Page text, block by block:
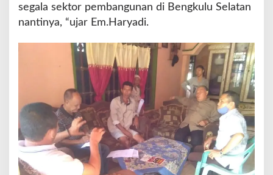
r
i
segala sektor pembangunan di Bengkulu Selatan
nantinya, “ujar Em.Haryadi.